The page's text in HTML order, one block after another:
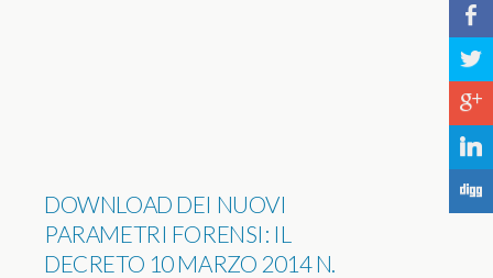
DOWNLOAD DEI NUOVI
PARAMETRI FORENSI: IL
DECRETO 10 MARZO 2014 N.
b
a
c
j
F